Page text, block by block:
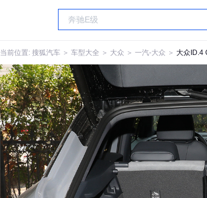
当前位置: 搜狐汽车 ＞ 车型大全 ＞ 大众 ＞ 一汽-大众 ＞ 大众ID.4